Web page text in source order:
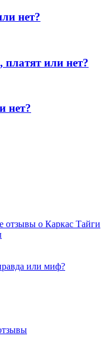
нет?
или нет?
нет?
отзывы о Каркас Тайги
или миф?